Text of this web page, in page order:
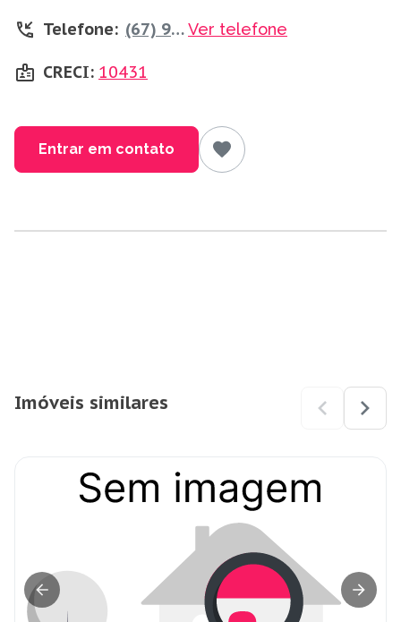
Telefone:
(67) 99659-7444Ver telefone
CRECI: 10431
Entrar em contato
Imóveis similares